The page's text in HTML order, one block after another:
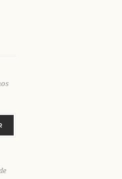
chemise homme manches
élégant et confortable